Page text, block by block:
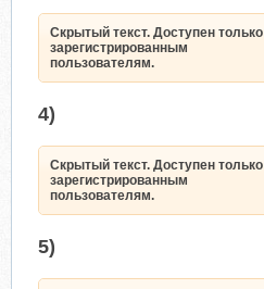
Скрытый текст. Доступен только
зарегистрированным
пользователям.
4)
Скрытый текст. Доступен только
зарегистрированным
пользователям.
5)